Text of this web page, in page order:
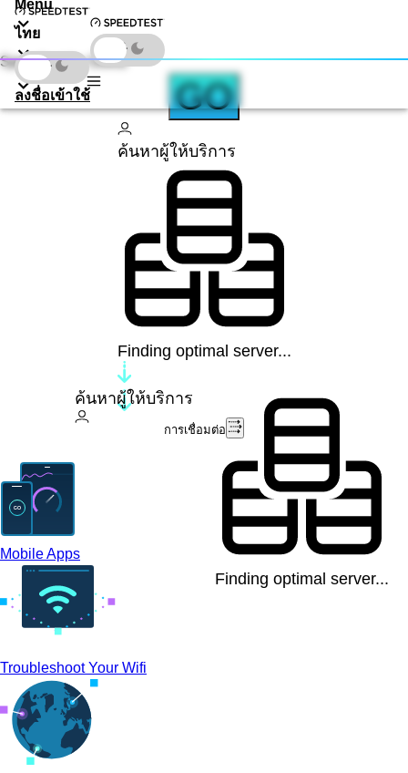
Menu
ไทย
ดาวน์โหลด
ลงชื่อเข้าใช้
Speedtest by Ookla
GO
ค้นหาผู้ให้บริการ
Finding optimal server...
ค้นหาผู้ให้บริการ
Finding optimal server...
การเชื่อมต่อ
Mobile Apps
Troubleshoot Your Wifi